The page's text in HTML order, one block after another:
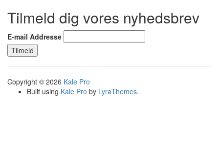
Tilmeld dig vores nyhedsbrev
E-mail Addresse
Copyright © 2026 Kale Pro
Built using Kale Pro by LyraThemes.